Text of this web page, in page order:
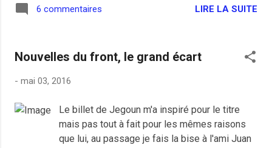
loisirs avec mes loulous, c'est tout ce qu'il
en France, un muslim pourrait être maire
surtout un type qui vient de rien ou
le Ku Klux Klan et d'être partisan du Front
National pour en faire un billet de merde
quand on est raisonable. Mais le gars, en
6 commentaires LIRE LA SUITE
Nouvelles du front, le grand écart
- mai 03, 2016
Le billet de Jegoun m'a inspiré pour le titre
mais pas tout à fait pour les mêmes raisons
que lui, au passage je fais la bise à l'ami Juan